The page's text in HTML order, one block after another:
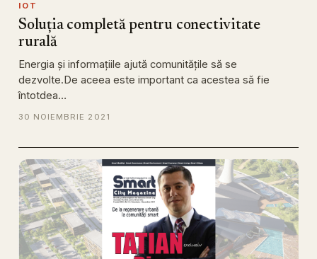
IOT
Soluția completă pentru conectivitate
rurală
Energia și informațiile ajută comunitățile să se
dezvolte.De aceea este important ca acestea să fie
întotdea…
30 NOIEMBRIE 2021